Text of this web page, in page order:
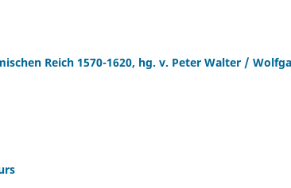
Reich 1570-1620, hg. v. Peter Walter /